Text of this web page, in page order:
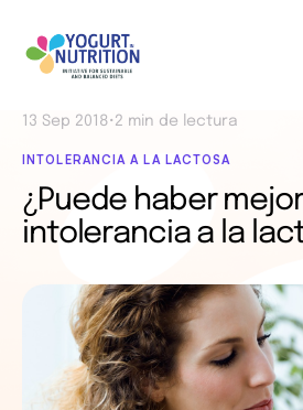
13 Sep 2018• 2 min de lectura
INTOLERANCIA A LA LACTOSA
¿Puede haber
intolerancia a la